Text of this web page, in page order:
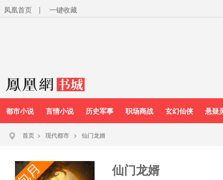
凤凰首页 | 一键收藏
都市小说 言情小说 历史军事 职场商战 玄幻仙侠 悬疑
首页 > 现代都市 > 仙门龙婿
仙门龙婿